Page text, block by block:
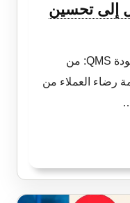
إلى تحسين
رضاء العملاء في نظام إدارة الجودة QMS: من
رضاء العملاء من